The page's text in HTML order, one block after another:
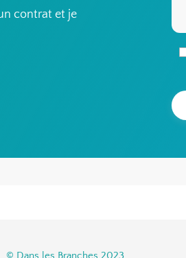
contrat et je
© Dans les Branches 2023